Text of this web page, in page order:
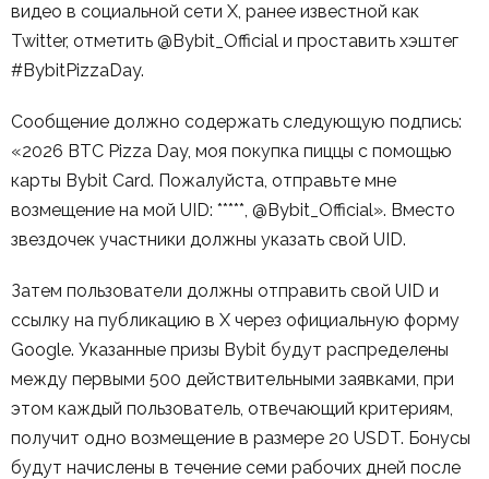
видео в социальной сети X, ранее известной как
Twitter, отметить @Bybit_Official и проставить хэштег
#BybitPizzaDay.
Сообщение должно содержать следующую подпись:
«2026 BTC Pizza Day, моя покупка пиццы с помощью
карты Bybit Card. Пожалуйста, отправьте мне
возмещение на мой UID: *****, @Bybit_Official». Вместо
звездочек участники должны указать свой UID.
Затем пользователи должны отправить свой UID и
ссылку на публикацию в X через официальную форму
Google. Указанные призы Bybit будут распределены
между первыми 500 действительными заявками, при
этом каждый пользователь, отвечающий критериям,
получит одно возмещение в размере 20 USDT. Бонусы
будут начислены в течение семи рабочих дней после